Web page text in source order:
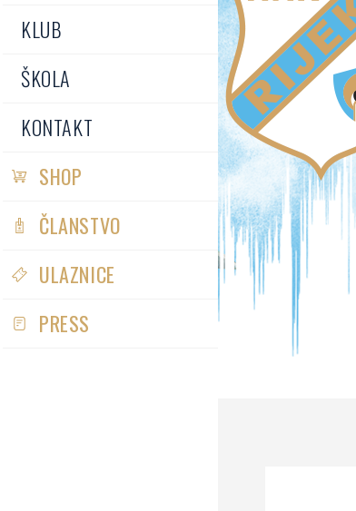
KLUB
ŠKOLA
KONTAKT
SHOP
ČLANSTVO
ULAZNICE
PRESS